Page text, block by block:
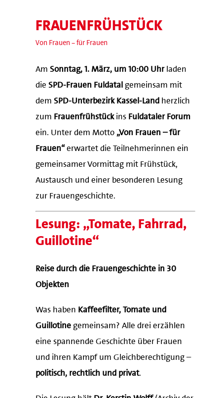
FRAUENFRÜHSTÜCK
Von Frauen – für Frauen
AmSonntag, 1. März, um 10:00 Uhrladen
dieSPD-Frauen Fuldatal gemeinsam mit
demSPD-Unterbezirk Kassel-Land herzlich
zum Frauenfrühstückins Fuldataler Forum
ein. Unter dem Motto „Von Frauen – für
Frauen“erwartet die Teilnehmerinnen ein
gemeinsamer Vormittag mit Frühstück,
Austausch und einer besonderen Lesung
zur Frauengeschichte.
Lesung: „Tomate, Fahrrad,
Guillotine“
Reise durch die Frauengeschichte in 30
Objekten
Was haben Kaffeefilter, Tomate und
Guillotine gemeinsam? Alle drei erzählen
eine spannende Geschichte über Frauen
und ihren Kampf um Gleichberechtigung –
politisch, rechtlich und privat.
Die Lesung hält Dr. Kerstin Wolff(Archiv der